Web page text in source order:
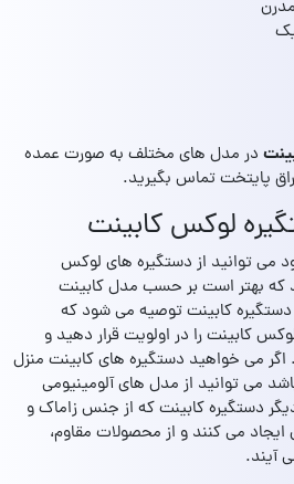
در مدل های مختلف به صورت عمده
پایتخت تماس بگیرید.
لوکس کابینت
می توانید از دستگیره های لوکس
که بهتر است بر حسب مدل کابینت
کابینت توصیه می شود که
کابینت را در اولویت قرار دهید و
می خواهید دستگیره های کابینت منزل
می توانید از مدل های آلومینیومی
دستگیره کابینت که از جنس زاماک و
می کنند و از محصولات مقاوم،
آیند.